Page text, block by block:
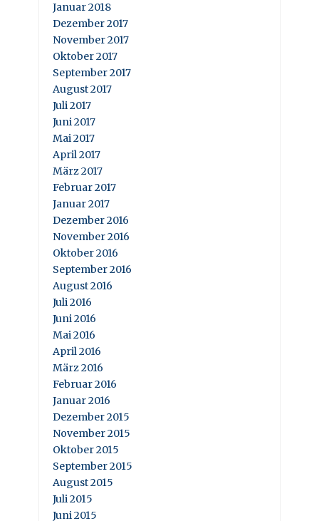
Januar 2018
Dezember 2017
November 2017
Oktober 2017
September 2017
August 2017
Juli 2017
Juni 2017
Mai 2017
April 2017
März 2017
Februar 2017
Januar 2017
Dezember 2016
November 2016
Oktober 2016
September 2016
August 2016
Juli 2016
Juni 2016
Mai 2016
April 2016
März 2016
Februar 2016
Januar 2016
Dezember 2015
November 2015
Oktober 2015
September 2015
August 2015
Juli 2015
Juni 2015